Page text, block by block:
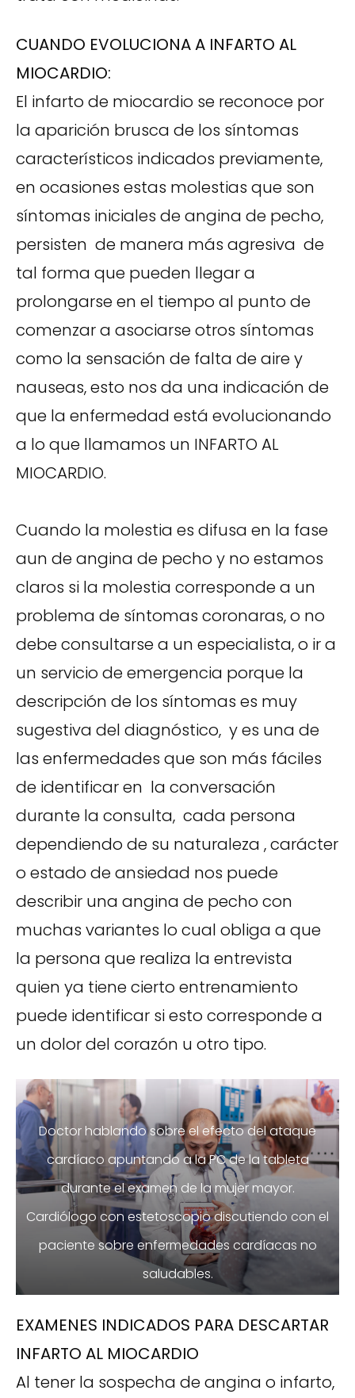
CUANDO EVOLUCIONA A INFARTO AL
MIOCARDIO:
El infarto de miocardio se reconoce por
la aparición brusca de los síntomas
característicos indicados previamente,
en ocasiones estas molestias que son
síntomas iniciales de angina de pecho,
persisten de manera más agresiva de
tal forma que pueden llegar a
prolongarse en el tiempo al punto de
comenzar a asociarse otros síntomas
como la sensación de falta de aire y
nauseas, esto nos da una indicación de
que la enfermedad está evolucionando
a lo que llamamos un INFARTO AL
MIOCARDIO.
Cuando la molestia es difusa en la fase
aun de angina de pecho y no estamos
claros si la molestia corresponde a un
problema de síntomas coronaras, o no
debe consultarse a un especialista, o ir a
un servicio de emergencia porque la
descripción de los síntomas es muy
sugestiva del diagnóstico, y es una de
las enfermedades que son más fáciles
de identificar en la conversación
durante la consulta, cada persona
dependiendo de su naturaleza , carácter
o estado de ansiedad nos puede
describir una angina de pecho con
muchas variantes lo cual obliga a que
la persona que realiza la entrevista
quien ya tiene cierto entrenamiento
puede identificar si esto corresponde a
un dolor del corazón u otro tipo.
Doctor hablando sobre el efecto del ataque
cardíaco apuntando a la PC de la tableta
durante el examen de la mujer mayor.
Cardiólogo con estetoscopio discutiendo con el
paciente sobre enfermedades cardíacas no
saludables.
EXAMENES INDICADOS PARA DESCARTAR
INFARTO AL MIOCARDIO
Al tener la sospecha de angina o infarto,